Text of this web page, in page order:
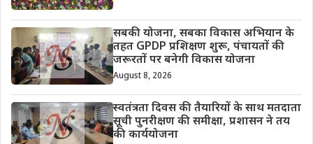
सबकी योजना, सबका विकास अभियान के
तहत GPDP प्रशिक्षण शुरू, पंचायतों की
जरूरतों पर बनेगी विकास योजना
August 8, 2026
स्वतंत्रता दिवस की तैयारियों के साथ मतदाता
सूची पुनरीक्षण की समीक्षा, प्रशासन ने तय
की कार्ययोजना